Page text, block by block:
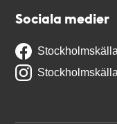
Sociala medier